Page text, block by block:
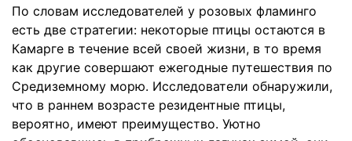
По словам исследователей у розовых фламинго
есть две стратегии: некоторые птицы остаются в
Камарге в течение всей своей жизни, в то время
как другие совершают ежегодные путешествия по
Средиземному морю. Исследователи обнаружили,
что в раннем возрасте резидентные птицы,
вероятно, имеют преимущество. Уютно